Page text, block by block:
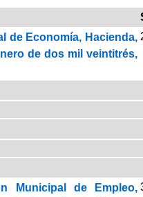
de Economía, Hacienda,
de dos mil veintitrés,
Municipal de Empleo,